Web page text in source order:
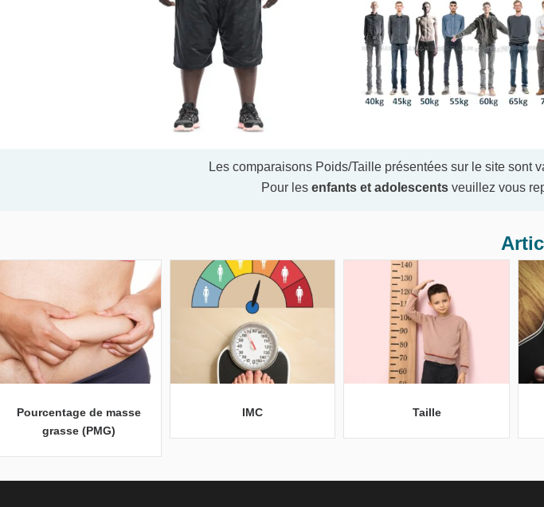
Les comparaisons Poids/Taille présentées sur le site sont
Pour les enfants et adolescentsveuillez vous
Pourcentage de masse
grasse (PMG)
IMC Taille